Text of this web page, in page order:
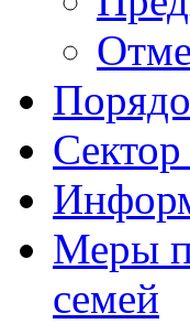
Сектор
Меры
семей